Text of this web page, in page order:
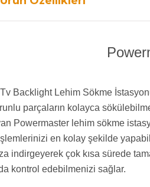
Backlight Lehim Sökme
parçaların kolayca
Powermaster lehim sökme
en kolay şekilde
indirgeyerek çok kısa sürede
kontrol edebilmenizi sağlar.